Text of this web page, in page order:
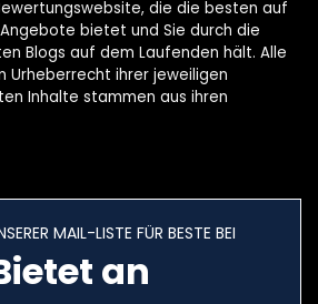
die die besten auf
bietet und Sie durch die
Blogs auf dem Laufenden hält. Alle
Urheberrecht ihrer jeweiligen
Inhalte stammen aus ihren
MAIL-LISTE FÜR BESTE BEI
an